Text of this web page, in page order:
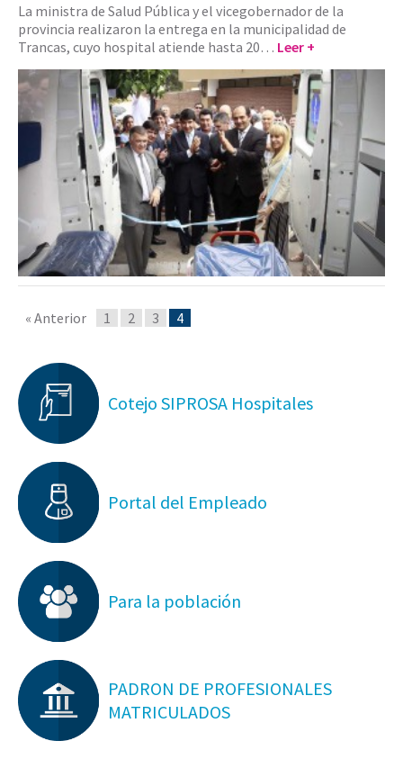
La ministra de Salud Pública y el vicegobernador de la
provincia realizaron la entrega en la municipalidad de
Trancas, cuyo hospital atiende hasta 20… Leer +
« Anterior 1 2 3 4
Cotejo SIPROSA Hospitales
Portal del Empleado
Para la población
PADRON DE PROFESIONALES
MATRICULADOS